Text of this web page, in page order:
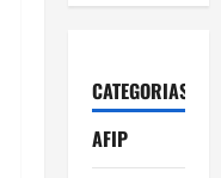
CATEGORIAS
AFIP